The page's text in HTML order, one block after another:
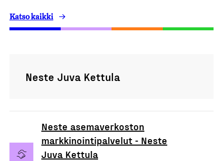
Katso kaikki
Neste Juva Kettula
Neste asemaverkoston
markkinointipalvelut - Neste
Juva Kettula